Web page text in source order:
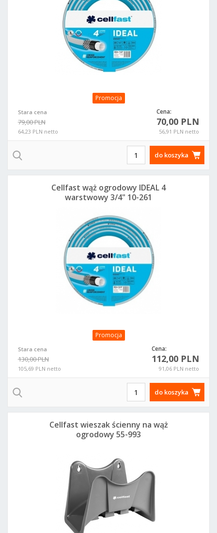
Promocja
Stara cena
79,00 PLN
64,23 PLN netto
Cena:
70,00 PLN
56,91 PLN netto
do koszyka
Promocja
Stara cena
130,00 PLN
105,69 PLN netto
Cena:
112,00 PLN
91,06 PLN netto
Cellfast wąż ogrodowy IDEAL 4
warstwowy 3/4" 10-261
do koszyka
Cellfast wieszak ścienny na wąż
ogrodowy 55-993